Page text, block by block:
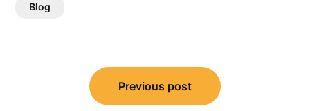
Blog
navigation
Previous post